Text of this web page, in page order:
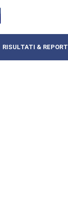
RISULTATI & REPORT